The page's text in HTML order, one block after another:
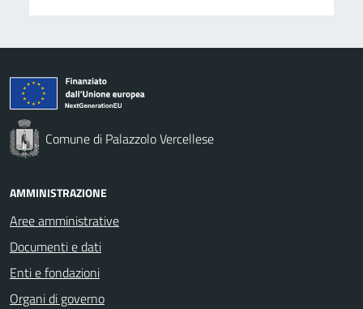
Comune di Palazzolo Vercellese
AMMINISTRAZIONE
Aree amministrative
Documenti e dati
Enti e fondazioni
Organi di governo